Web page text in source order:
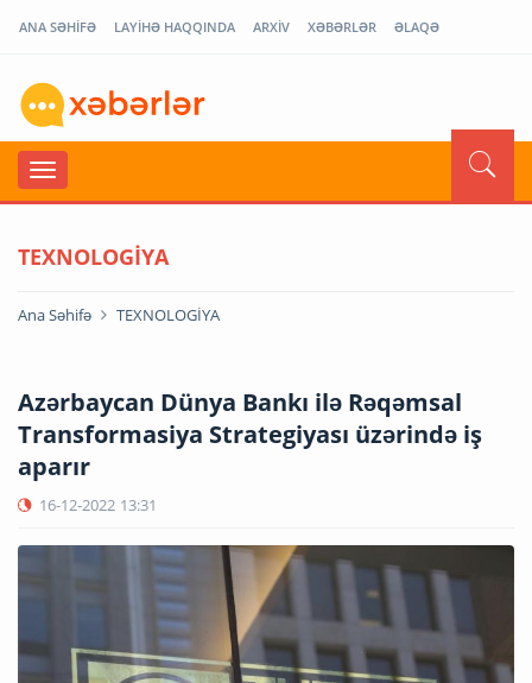
ANA SƏHİFƏ LAYİHƏ HAQQINDA ARXİV XƏBƏRLƏR ƏLAQƏ
TEXNOLOGİYA
Ana Səhifə TEXNOLOGİYA
Azərbaycan Dünya Bankı ilə Rəqəmsal
Transformasiya Strategiyası üzərində iş
aparır
16-12-2022 13:31